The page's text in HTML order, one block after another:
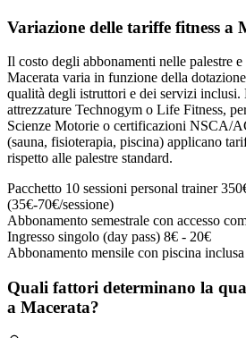
Variazione delle tariffe fitness a
Il costo degli abbonamenti nelle palestre
Macerata varia in funzione della
qualità degli istruttori e dei servizi inclusi.
attrezzature Technogym o Life Fitness,
Scienze Motorie o certificazioni NSCA/
(sauna, fisioterapia, piscina) applicano
rispetto alle palestre standard.
Pacchetto 10 sessioni personal trainer
(35€-70€/sessione)
Abbonamento semestrale con accesso
Ingresso singolo (day pass) 8€ - 20€
Abbonamento mensile con piscina inclusa
Quali fattori determinano la
a Macerata?